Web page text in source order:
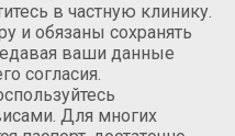
в частную клинику.
и обязаны сохранять
ваши данные
согласия.
Для многих